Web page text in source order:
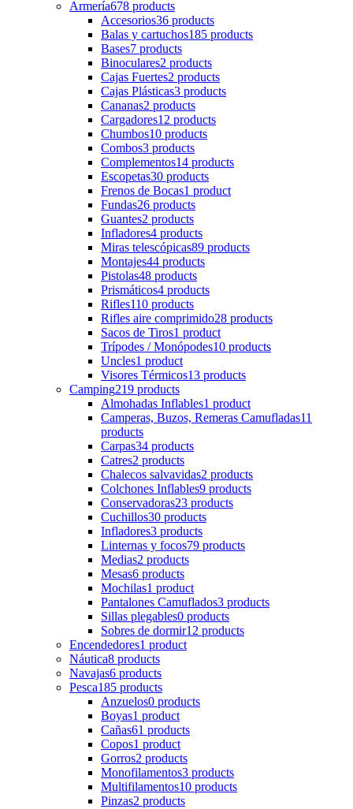
Armería678 products
Accesorios36 products
Balas y cartuchos185 products
Bases7 products
Binoculares2 products
Cajas Fuertes2 products
Cajas Plásticas3 products
Cananas2 products
Cargadores12 products
Chumbos10 products
Combos3 products
Complementos14 products
Escopetas30 products
Frenos de Bocas1 product
Fundas26 products
Guantes2 products
Infladores4 products
Miras telescópicas89 products
Montajes44 products
Pistolas48 products
Prismáticos4 products
Rifles110 products
Rifles aire comprimido28 products
Sacos de Tiros1 product
Trípodes / Monópodes10 products
Uncles1 product
Visores Térmicos13 products
Camping219 products
Almohadas Inflables1 product
Camperas, Buzos, Remeras Camufladas11
products
Carpas34 products
Catres2 products
Chalecos salvavidas2 products
Colchones Inflables9 products
Conservadoras23 products
Cuchillos30 products
Infladores3 products
Linternas y focos79 products
Medias2 products
Mesas6 products
Mochilas1 product
Pantalones Camuflados3 products
Sillas plegables0 products
Sobres de dormir12 products
Encendedores1 product
Náutica8 products
Navajas6 products
Pesca185 products
Anzuelos0 products
Boyas1 product
Cañas61 products
Copos1 product
Gorros2 products
Monofilamentos3 products
Multifilamentos10 products
Pinzas2 products